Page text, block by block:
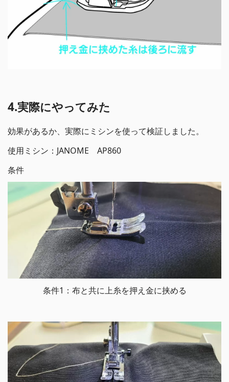
4.実際にやってみた
効果があるか、実際にミシンを使って検証しました。
使用ミシン：JANOME AP860
条件
条件1：布と共に上糸を押え金に挟める